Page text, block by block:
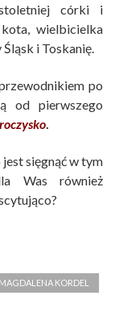
córki i
wielbicielka
i Toskanię.
po
od pierwszego
.
sięgnąć w tym
Was również
MAGDALENA KORDEL